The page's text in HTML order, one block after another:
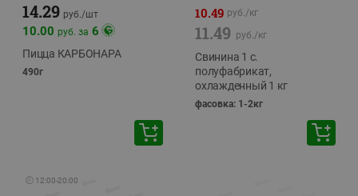
14.29 руб./шт
10.00 руб. за 6
Пицца КАРБОНАРА
490г
10.49 руб./кг
11.49 руб./кг
Свинина 1 с.
полуфабрикат,
охлажденный 1 кг
фасовка: 1-2кг
🕘 12:00-20:00